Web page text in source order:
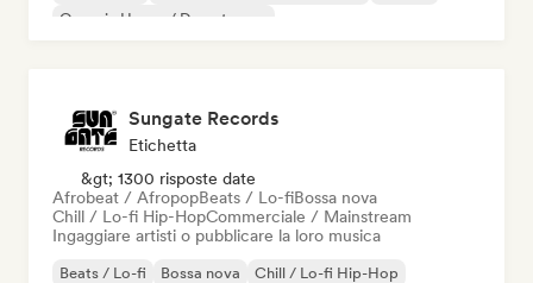
Organic House / Downtempo
Sungate Records
Etichetta
&gt; 1300 risposte date
Afrobeat / AfropopBeats / Lo-fiBossa nova
Chill / Lo-fi Hip-HopCommerciale / Mainstream
Ingaggiare artisti o pubblicare la loro musica
Beats / Lo-fi Bossa nova
Chill / Lo-fi Hip-Hop